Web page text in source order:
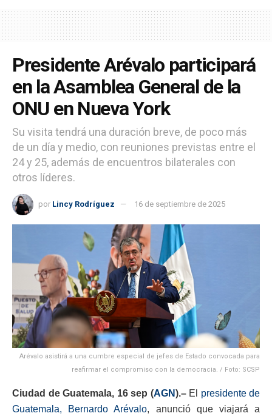
Presidente Arévalo participará
en la Asamblea General de la
ONU en Nueva York
Su visita tendrá una duración breve, de poco más
de un día y medio, con reuniones previstas entre el
24 y 25, además de encuentros bilaterales con
otros líderes.
por Lincy Rodríguez 16 de septiembre de 2025
Arévalo asistirá a una cumbre especial de jefes de Estado convocada para
reafirmar el compromiso con la democracia. / Foto: SCSP
Ciudad de Guatemala, 16 sep (AGN).– El presidente de
Guatemala, Bernardo Arévalo, anunció que viajará a